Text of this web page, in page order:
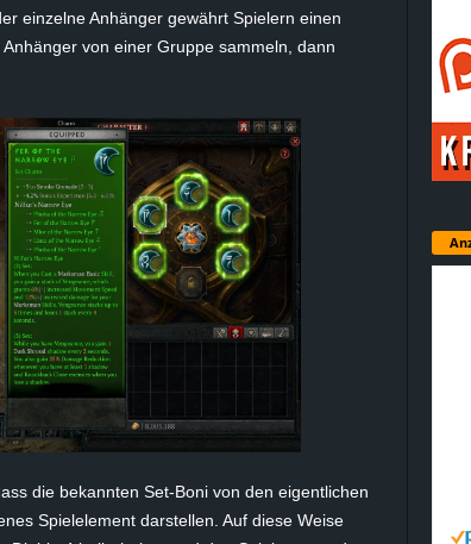
einzelne Anhänger gewährt Spielern einen
von einer Gruppe sammeln, dann
die bekannten Set-Boni von den eigentlichen
Spielelement darstellen. Auf diese Weise